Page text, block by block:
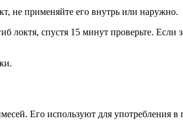
не применяйте его внутрь или наружно.
локтя, спустя 15 минут проверьте.
Его используют для употребления в